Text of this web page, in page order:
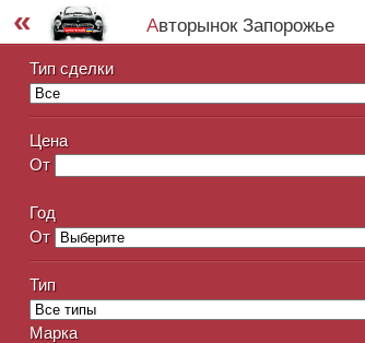
« Авторынок Запорожье
Тип сделки
Цена
От
Год
От
Тип
Марка